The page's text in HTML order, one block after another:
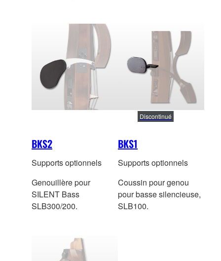
BKS2
Supports optionnels
Genouillère pour
SILENT Bass
SLB300/200.
BKS1
Discontinué
Supports optionnels
Coussin pour genou
pour basse silencieuse,
SLB100.